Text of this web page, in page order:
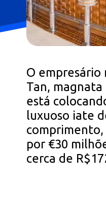
O
Tan, magnata
está
luxuoso iate
comprimento,
por €30
cerca de